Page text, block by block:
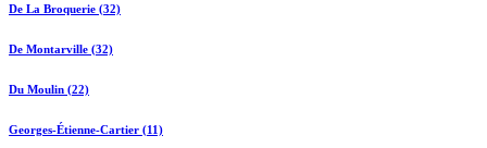
De La Broquerie (32)
De Montarville (32)
Du Moulin (22)
Georges-Étienne-Cartier (11)